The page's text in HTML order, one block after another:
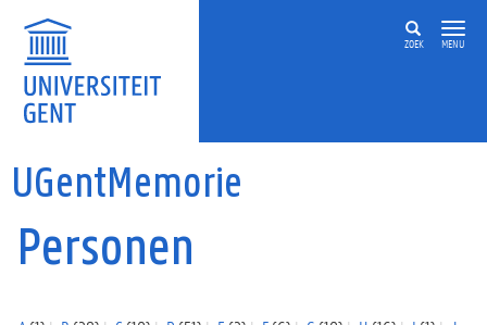
ZOEK MENU
UGentMemorie
Personen